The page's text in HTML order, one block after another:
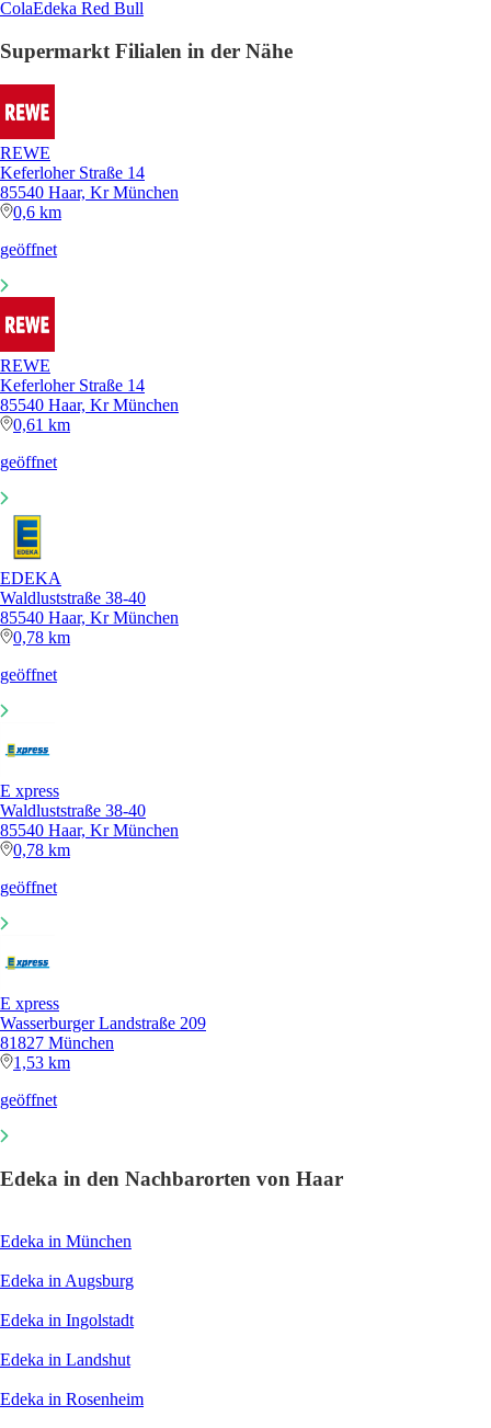
ColaEdeka Red Bull
Supermarkt Filialen in der Nähe
REWE
Keferloher Straße 14
85540 Haar, Kr München
0,6 km
geöffnet
REWE
Keferloher Straße 14
85540 Haar, Kr München
0,61 km
geöffnet
EDEKA
Waldluststraße 38-40
85540 Haar, Kr München
0,78 km
geöffnet
E xpress
Waldluststraße 38-40
85540 Haar, Kr München
0,78 km
geöffnet
E xpress
Wasserburger Landstraße 209
81827 München
1,53 km
geöffnet
Edeka in den Nachbarorten von Haar
Edeka in München
Edeka in Augsburg
Edeka in Ingolstadt
Edeka in Landshut
Edeka in Rosenheim